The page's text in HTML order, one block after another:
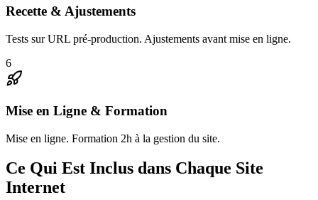
Recette & Ajustements
Tests sur URL pré-production. Ajustements avant mise en ligne.
6
Mise en Ligne & Formation
Mise en ligne. Formation 2h à la gestion du site.
Ce Qui Est Inclus dans Chaque Site
Internet